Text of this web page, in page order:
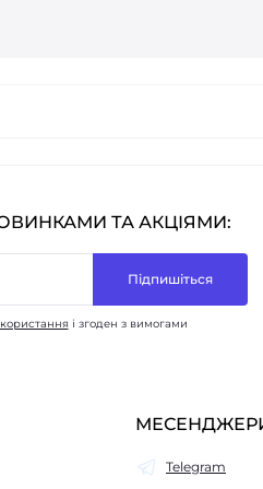
ТА АКЦІЯМИ:
Підпишіться
і згоден з вимогами
Telegram